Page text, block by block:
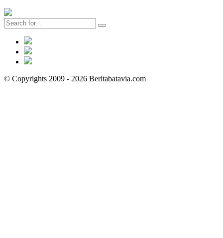
© Copyrights 2009 - 2026 Beritabatavia.com